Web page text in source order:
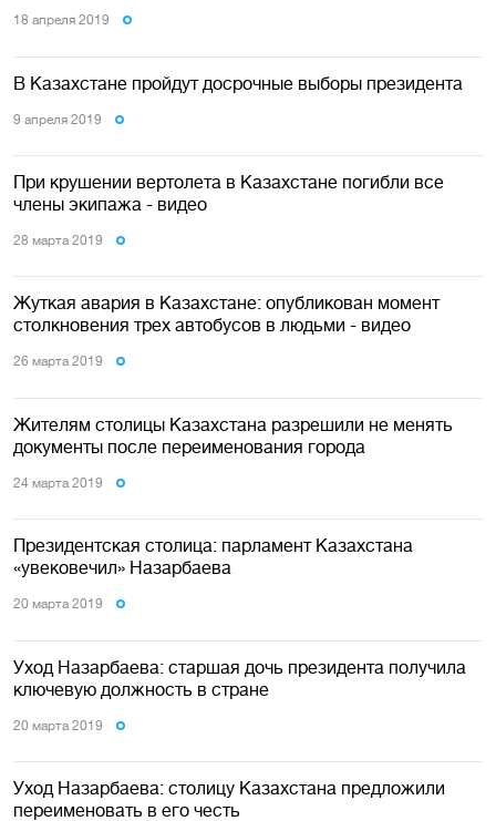
18 апреля 2019
В Казахстане пройдут досрочные выборы президента
9 апреля 2019
При крушении вертолета в Казахстане погибли все
члены экипажа - видео
28 марта 2019
Жуткая авария в Казахстане: опубликован момент
столкновения трех автобусов в людьми - видео
26 марта 2019
Жителям столицы Казахстана разрешили не менять
документы после переименования города
24 марта 2019
Президентская столица: парламент Казахстана
«увековечил» Назарбаева
20 марта 2019
Уход Назарбаева: старшая дочь президента получила
ключевую должность в стране
20 марта 2019
Уход Назарбаева: столицу Казахстана предложили
переименовать в его честь